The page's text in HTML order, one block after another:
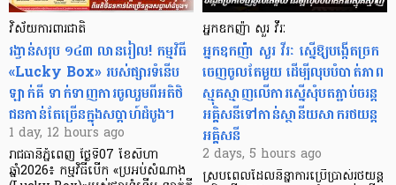
វិស័យការពារជាតិ
រង្វាន់សរុប ១៤៣ លានរៀល! កម្មវិធី
«Lucky Box» របស់ផ្សារទំនើប
ឡាក់គី ទាក់ទាញការចូលរួមពីអតិថិ
ជនកាន់តែច្រើនក្នុងសប្តាហ៍ដំបូង។
1 day, 12 hours ago
រាជធានីភ្នំពេញ ថ្ងៃទី07 ខែសីហា
ឆ្នាំ2026៖ កម្មវិធីបើក «ប្រអប់សំណាង
អ្នកឧកញ៉ា សួរ វីរៈ
អ្នកឧកញ៉ា សួរ វីរៈ ស្នើឱ្យបង្កើតច្រក
ចេញចូលតែមួយ ដើម្បីលុបបំបាត់ភាព
ស្មុគស្មាញលើការស្នើសុំបតភ្ជាប់ចរន្ត
អគ្គិសនីទៅកាន់ស្ថានីយសាករថយន្ត
អគ្គិសនី
2 days, 5 hours ago
ស្របពេលដែលនិន្នាការប្រើប្រាស់រថយន្ត